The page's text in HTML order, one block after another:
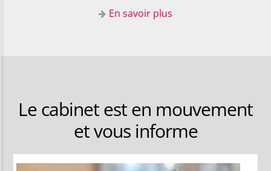
En savoir plus
Le cabinet est en mouvement
et vous informe